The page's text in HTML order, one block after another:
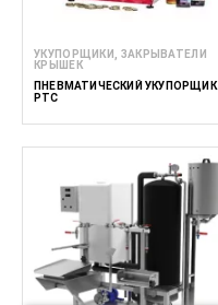
УКУПОРЩИКИ, ЗАКРЫВАТЕЛИ
КРЫШЕК
ПНЕВМАТИЧЕСКИЙ УКУПОРЩИК
PTC